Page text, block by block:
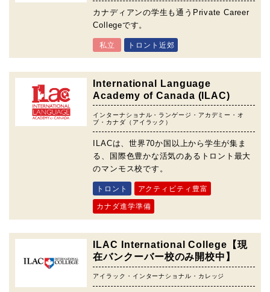
カナディアンの学生も通うPrivate Career
Collegeです。
私立 トロント近郊
International Language
Academy of Canada (ILAC)
インターナショナル・ランゲージ・アカデミー・オ
ブ・カナダ（アイラック）
ILACは、世界70か国以上から学生が集ま
る、国際色豊かな活気のあるトロント最大
のマンモス校です。
トロント アクティビティ豊富
カナダ進学準備
ILAC International College【現
在バンクーバー校のみ開校中】
アイラック・インターナショナル・カレッジ